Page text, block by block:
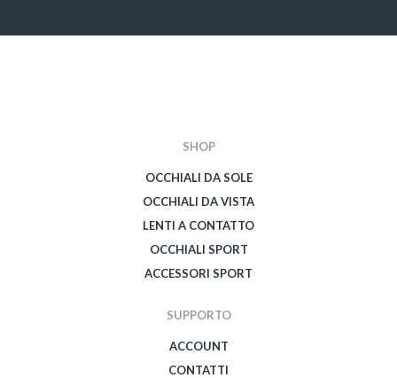
SHOP
OCCHIALI DA SOLE
OCCHIALI DA VISTA
LENTI A CONTATTO
OCCHIALI SPORT
ACCESSORI SPORT
SUPPORTO
ACCOUNT
CONTATTI